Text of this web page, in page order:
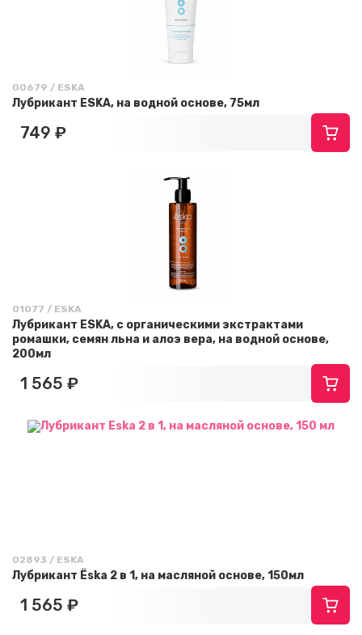
00679 / ESKA
Лубрикант ESKA, на водной основе, 75мл
749 ₽
01077 / ESKA
Лубрикант ESKA, с органическими экстрактами
ромашки, семян льна и алоэ вера, на водной основе,
200мл
1 565 ₽
02893 / ESKA
Лубрикант Ёska 2 в 1, на масляной основе, 150мл
1 565 ₽